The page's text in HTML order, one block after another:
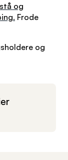
og
Frode
og